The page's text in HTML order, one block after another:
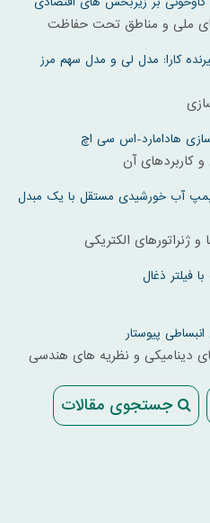
ملی و مناطق تحت حفاظت
کارا: مدل لی و مدل سهم مرز
سازی هادامارد-اس سی اچ
کاربردهای آن
آب خورشیدی مستقل با یک مبدل
ژنراتورهای الکتریکی
فیلتر ذغال
پیوستار
ديناميکی و نظريه های هندسی
جستجوی مقالات